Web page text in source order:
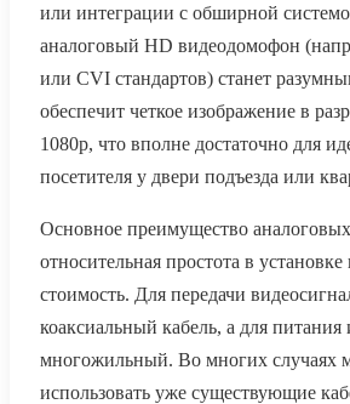
или интеграции с обширной
аналоговый HD видеодомофон
или CVI стандартов) станет
обеспечит четкое изображение в
1080p, что вполне достаточно для
посетителя у двери подъезда или
Основное преимущество
относительная простота в установке
стоимость. Для передачи
коаксиальный кабель, а для
многожильный. Во многих случаях
использовать уже существующие